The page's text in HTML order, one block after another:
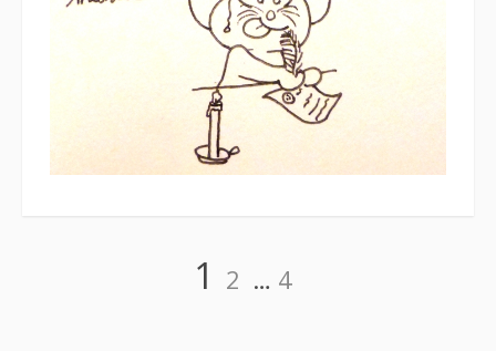
Page
1 Page
2 … Page
4